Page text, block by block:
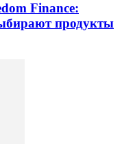
Finance:
продукты